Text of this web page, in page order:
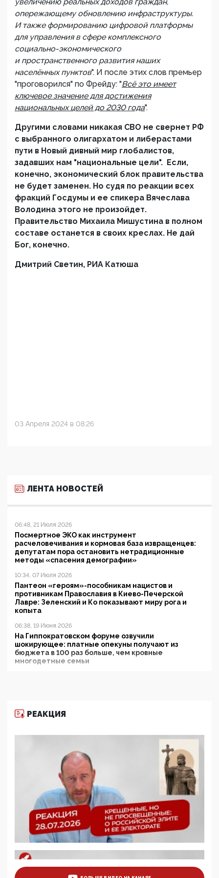
опережающему обновлению инфраструктуры.
И также формированию цифровой платформы
для управления в сфере комплексного
социально-экономического
и пространственного развития наших
населённых пунктов". И после этих слов премьер
"проговорился" по Фрейду: "Всё это имеет
ключевое значение для достижения
национальных целей до 2030 года".
Другими словами никакая СВО не свернет РФ
с выбранного олигархатом и либерастами
пути в Новый дивный мир глобалистов,
задавших нам "национальные цели". Если,
конечно, экономический блок правительства
не будет заменен. Но судя по реакции всех
фракций Госдумы и ее спикера Вячеслава
Володина этого не произойдет.
Правительство Михаила Мишустина в полном
составе останется в своих креслах. Не дай
Бог, конечно.
Дмитрий Светин, РИА Катюша
03 Апреля 2024 в 08:26
ЛЕНТА НОВОСТЕЙ
06:48, 21 Июля 2026
Посмертное ЭКО как инструмент
расчеловечивания и кормовая база извращенцев:
депутатам пора остановить нетрадиционные
методы «спасения демографии»
10:34, 07 Июля 2026
Пантеон «героям»-пособникам нацистов и
противникам Православия в Киево-Печерской
Лавре: Зеленский и Ко показывают миру рога и
копыта
06:38, 19 Июня 2026
На Гиппократовском форуме озвучили
шокирующее: платные опекуны получают из
бюджета в 100 раз больше, чем кровные
многодетные семьи
11:53, 09 Июня 2026
деятельность ИИТО ЮНЕСКО в России, но
цифроглобалисты продолжают определять
повестку в образовании
09:43, 01 Июня 2026
5G за счет здоровья граждан: Минцифры намерено
отобрать у регионов и муниципалитетов право
защищать жилые дома и социальные объекты от
05:58, 26 Мая 2026
Роскомнадзор освободили от борца с
деструктивным и опасным контентом
07:39, 25 Мая 2026
ценностей: «Новые люди» поднимают электорат
РЕАКЦИЯ